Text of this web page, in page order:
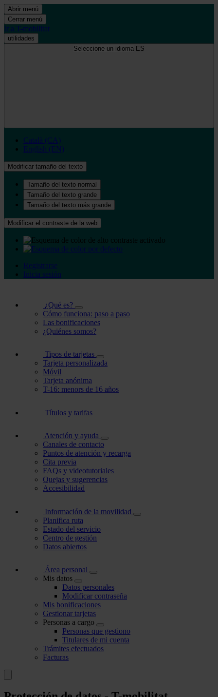
Abrir menú
Cerrar menú
Ir a T-mobilitat
utilidades
Seleccione un idioma
Català (CA)
English (EN)
Modificar tamaño del texto
Tamaño del texto normal
Tamaño del texto grande
Tamaño del texto más grande
Modificar el contraste de la web
Registrarse
Inicia sesión
¿Qué es?
Cómo funciona: paso a paso
Las bonificaciones
¿Quiénes somos?
Tipos de tarjetas
Tarjeta personalizada
Móvil
Tarjeta anónima
T-16: menors de 16 años
Títulos y tarifas
Atención y ayuda
Canales de contacto
Puntos de atención y recarga
Cita previa
FAQs y videotutoriales
Quejas y sugerencias
Accesibilidad
Información de la movilidad
Planifica ruta
Estado del servicio
Centro de gestión
Datos abiertos
Área personal
Mis datos
Datos personales
Modificar contraseña
Mis bonificaciones
Gestionar tarjetas
Personas a cargo
Personas que gestiono
Titulares de mi cuenta
Trámites efectuados
Facturas